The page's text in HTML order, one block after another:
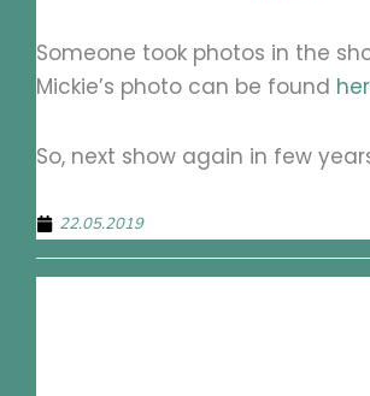
Someone took photos in the
Mickie’s photo can be found
So, next show again in few
22.05.2019